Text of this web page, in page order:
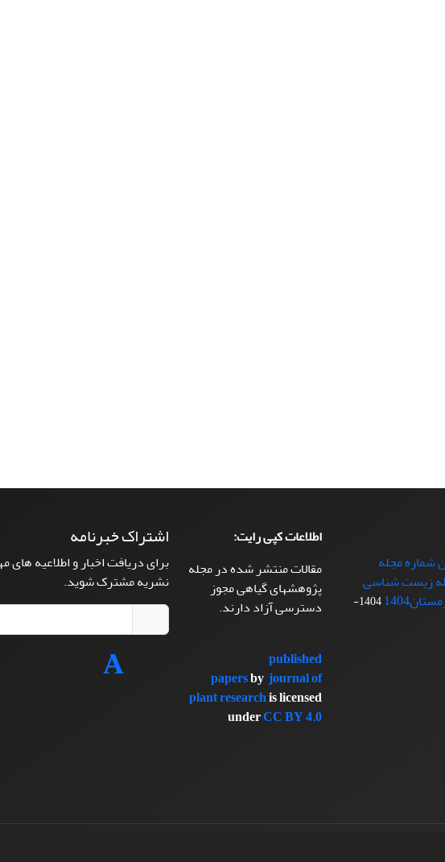
شماره مجله
زیست شناسی
1404-
اطلاعات کپی رایت:
مقالات منتشر شده در مجله
پژوهشهای گیاهی مجوز
دسترسی آزاد دارند.
published
papersbyjournal of
plant researchis licensed
underCC BY 4.0
اشتراک خبرنامه
برای دریافت اخبار و اطلاعیه های
نشریه مشترک شوید.